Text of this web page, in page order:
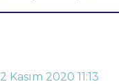
2 Kasım 2020 11:13